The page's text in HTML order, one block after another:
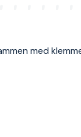
med